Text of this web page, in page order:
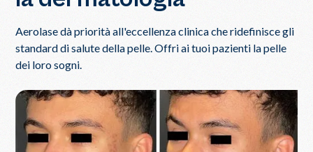
Aerolase dà priorità all'eccellenza clinica che ridefinisce gli
standard di salute della pelle. Offri ai tuoi pazienti la pelle
dei loro sogni.